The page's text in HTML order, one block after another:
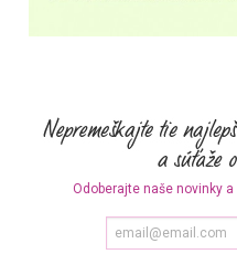
Odoberajte naše novinky a